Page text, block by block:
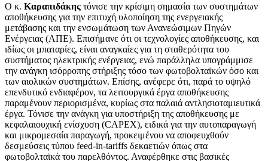
Ο κ. Καραπιδάκης τόνισε την κρίσιμη σημασία των συστημάτων
αποθήκευσης για την επιτυχή υλοποίηση της ενεργειακής
μετάβασης και την ενσωμάτωση των Ανανεώσιμων Πηγών
Ενέργειας (ΑΠΕ). Επισήμανε ότι οι τεχνολογίες αποθήκευσης, και
ιδίως οι μπαταρίες, είναι αναγκαίες για τη σταθερότητα του
συστήματος ηλεκτρικής ενέργειας, ενώ παράλληλα υπογράμμισε
την ανάγκη ισόρροπης στήριξης τόσο των φωτοβολταϊκών όσο και
των αιολικών συστημάτων. Επίσης, ανέφερε ότι, παρά το υψηλό
επενδυτικό ενδιαφέρον, τα λειτουργικά έργα αποθήκευσης
παραμένουν περιορισμένα, κυρίως στα παλαιά αντλησιοταμιευτικά
έργα. Τόνισε την ανάγκη για υποστήριξη της αποθήκευσης με
κεφαλαιουχική ενίσχυση (CAPEX), ειδικά για την αυτοπαραγωγή
και μικρομεσαία παραγωγή, προκειμένου να αποφευχθούν
δεσμεύσεις τύπου feed-in-tariffs δεκαετιών όπως στα
φωτοβολταϊκά του παρελθόντος. Αναφέρθηκε στις βασικές